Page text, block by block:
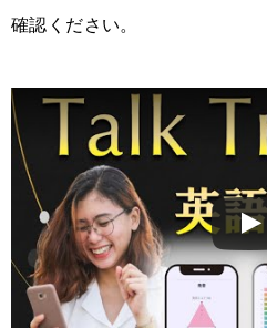
確認ください。